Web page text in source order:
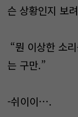
슨 상황인지 보
“뭔 이상한 소
는 구만.”
-쉬이이….